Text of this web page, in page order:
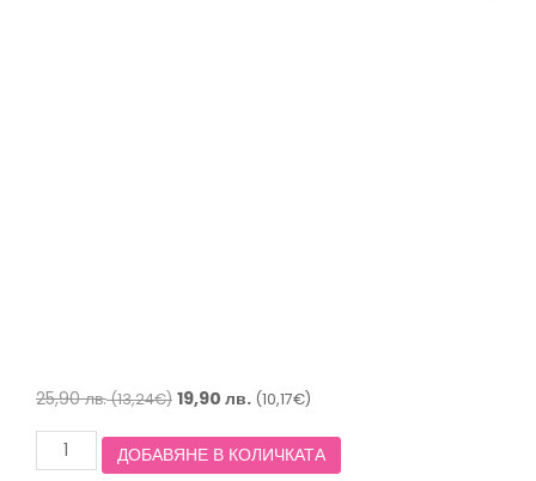
25,90лв.(13,24€) Original
was:
19,90 лв. (10,17€)
е:
количество
за
ДОБАВЯНЕ В КОЛИЧКАТА